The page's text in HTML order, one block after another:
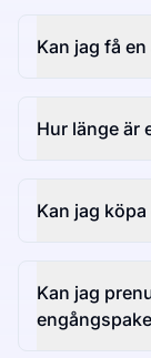
Kan jag få
Hur länge är
Kan jag
Kan jag